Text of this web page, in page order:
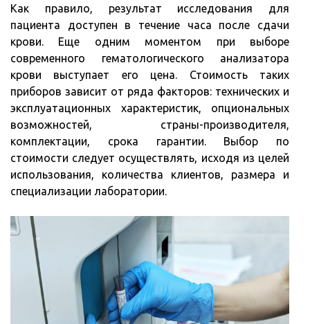
Как правило, результат исследования для
пациента доступен в течение часа после сдачи
крови. Еще одним моментом при выборе
современного гематологического анализатора
крови выступает его цена. Стоимость таких
приборов зависит от ряда факторов: технических и
эксплуатационных характеристик, опциональных
возможностей, страны-производителя,
комплектации, срока гарантии. Выбор по
стоимости следует осуществлять, исходя из целей
использования, количества клиентов, размера и
специализации лаборатории.